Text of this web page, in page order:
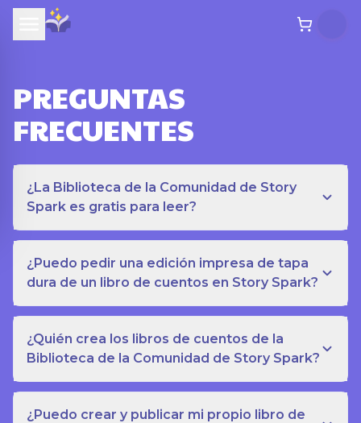
PREGUNTAS
FRECUENTES
¿La Biblioteca de la Comunidad de Story
Spark es gratis para leer?
¿Puedo pedir una edición impresa de tapa
dura de un libro de cuentos en Story Spark?
¿Quién crea los libros de cuentos de la
Biblioteca de la Comunidad de Story Spark?
¿Puedo crear y publicar mi propio libro de